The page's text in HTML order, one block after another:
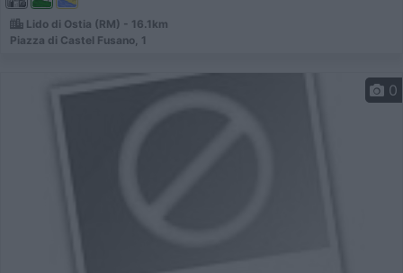
Lido di Ostia (RM) - 16.1km
Piazza di Castel Fusano, 1
0